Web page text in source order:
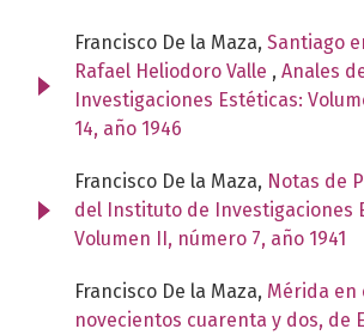
Francisco De la Maza, Santiago
Rafael Heliodoro Valle , Anales
Investigaciones Estéticas:
14, año 1946
Francisco De la Maza, Notas de
del Instituto de Investigaciones
Volumen II, número 7, año 1941
Francisco De la Maza, Mérida en
novecientos cuarenta y dos, de